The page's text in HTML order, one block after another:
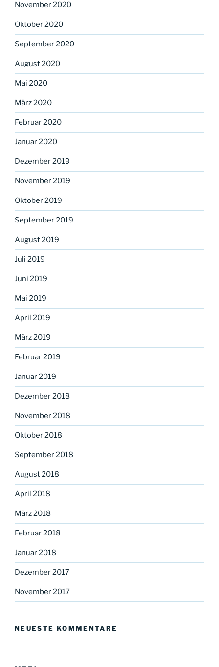
November 2020
Oktober 2020
September 2020
August 2020
Mai 2020
März 2020
Februar 2020
Januar 2020
Dezember 2019
November 2019
Oktober 2019
September 2019
August 2019
Juli 2019
Juni 2019
Mai 2019
April 2019
März 2019
Februar 2019
Januar 2019
Dezember 2018
November 2018
Oktober 2018
September 2018
August 2018
April 2018
März 2018
Februar 2018
Januar 2018
Dezember 2017
November 2017
NEUESTE KOMMENTARE